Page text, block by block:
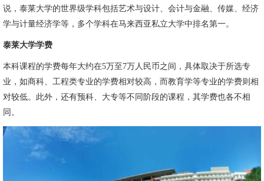
说，泰莱大学的世界级学科包括艺术与设计、会计与金融、传媒、经济
学与计量经济学等，多个学科在马来西亚私立大学中排名第一。
泰莱大学学费
本科课程的学费每年大约在5万至7万人民币之间，具体取决于所选专
业，如商科、工程类专业的学费相对较高，而教育学等专业的学费则相
对较低。此外，还有预科、大专等不同阶段的课程，其学费也各不相
同。